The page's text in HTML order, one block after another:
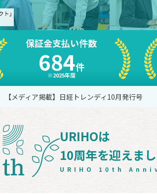
保証金支払い件数
684件
※2025年度
【メディア掲載】日経トレンディ10月発行号
URIHOは
10周年を迎えまし
URIHO 10th